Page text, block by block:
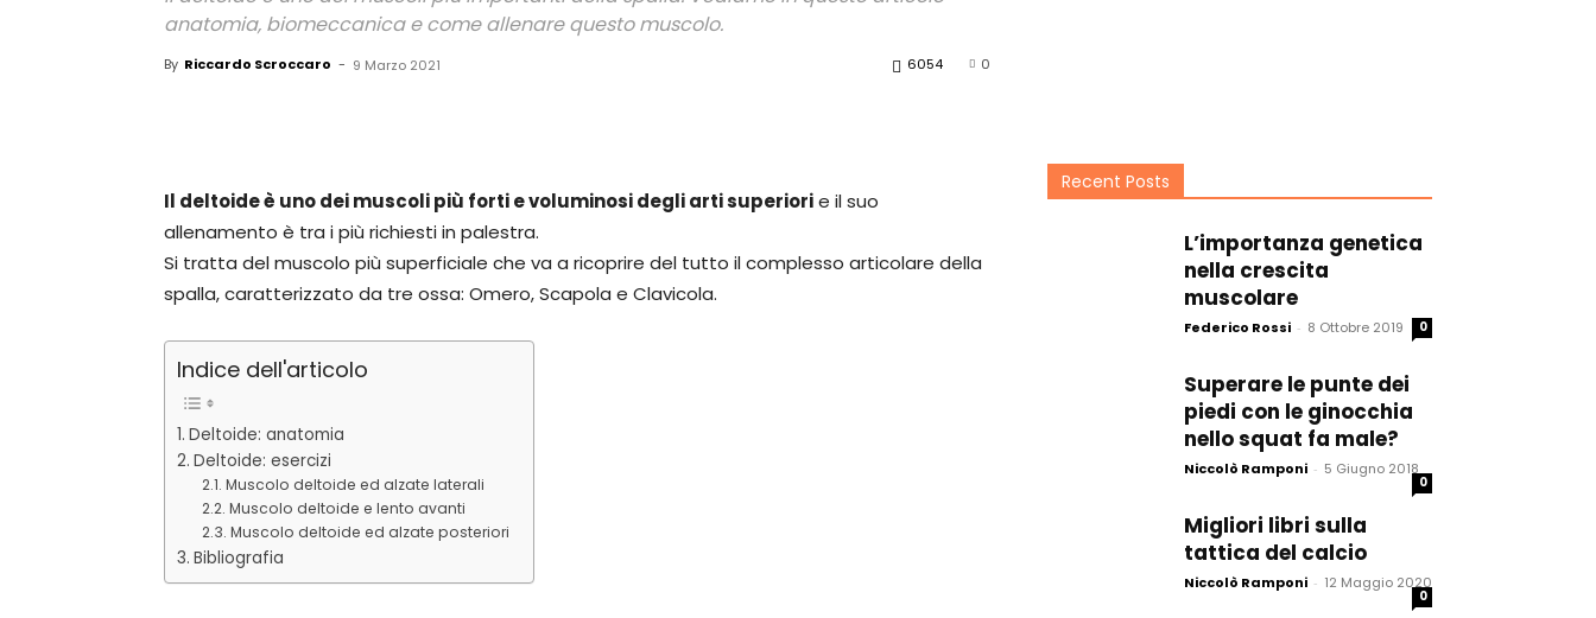
anatomia, biomeccanica e come allenare questo muscolo.
By Riccardo Scroccaro - 9 Marzo 2021 0
6054
Il deltoide è uno dei muscoli più forti e voluminosi degli arti superiorie il suo
allenamento è tra i più richiesti in palestra.
Si tratta del muscolo più superficiale che va a ricoprire del tutto il complesso articolare della
spalla, caratterizzato da tre ossa: Omero, Scapola e Clavicola.
Indice dell'articolo
Deltoide: anatomia
Deltoide: esercizi
Muscolo deltoide ed alzate laterali
Muscolo deltoide e lento avanti
Muscolo deltoide ed alzate posteriori
Bibliografia
Recent Posts
L’importanza genetica
nella crescita
muscolare
Federico Rossi - 8 Ottobre 2019 0
Superare le punte dei
piedi con le ginocchia
nello squat fa male?
Niccolò Ramponi - 5 Giugno 2018
0
Migliori libri sulla
tattica del calcio
Niccolò Ramponi - 12 Maggio 2020
0